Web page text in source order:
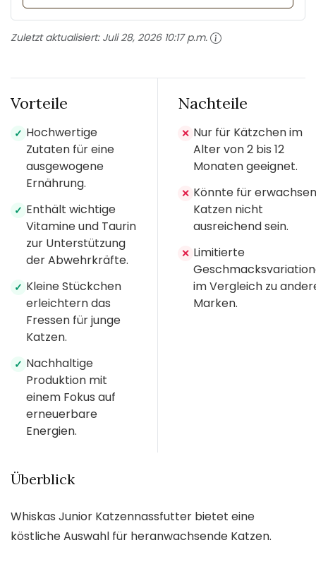
Zuletzt aktualisiert: Juli 28, 2026 10:17 p.m.
Vorteile
✓ Hochwertige
Zutaten für eine
ausgewogene
Ernährung.
✓ Enthält wichtige
Vitamine und Taurin
zur Unterstützung
der Abwehrkräfte.
✓ Kleine Stückchen
erleichtern das
Fressen für junge
Katzen.
✓ Nachhaltige
Produktion mit
einem Fokus auf
erneuerbare
Energien.
Nachteile
✕ Nur für Kätzchen im
Alter von 2 bis 12
Monaten geeignet.
✕ Könnte für
Katzen nicht
ausreichend sein.
✕ Limitierte
im Vergleich zu
Marken.
Überblick
Whiskas Junior Katzennassfutter bietet eine
köstliche Auswahl für heranwachsende Katzen.